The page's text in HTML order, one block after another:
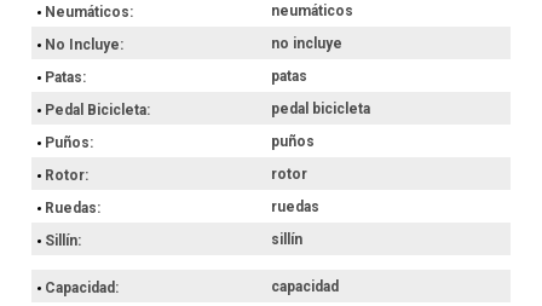
Neumáticos
neumáticos
No Incluye
no incluye
Patas
patas
Pedal Bicicleta
pedal bicicleta
Puños
puños
Rotor
rotor
Ruedas
ruedas
Sillín
sillín
Capacidad capacidad